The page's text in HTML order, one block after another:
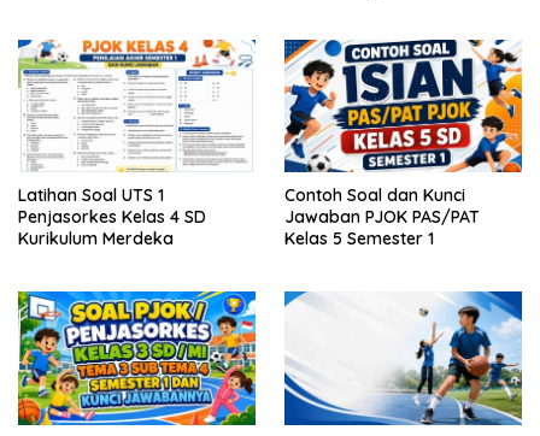
Latihan Soal UTS 1
Penjasorkes Kelas 4 SD
Kurikulum Merdeka
Contoh Soal dan Kunci
Jawaban PJOK PAS/PAT
Kelas 5 Semester 1